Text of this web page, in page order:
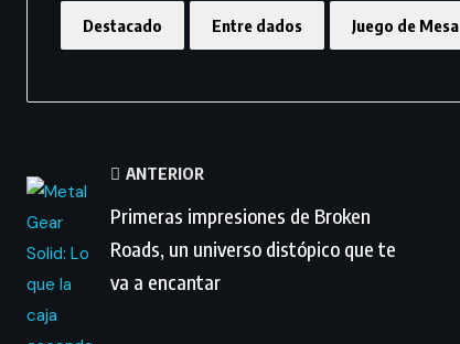
Destacado Entre dados Juego de Mesa
ANTERIOR
Primeras impresiones de Broken
Roads, un universo distópico que te
va a encantar